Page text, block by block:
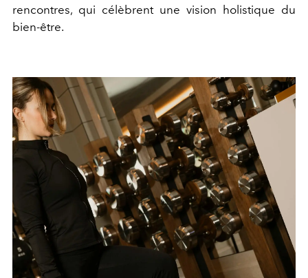
rencontres, qui célèbrent une vision holistique du
bien-être.